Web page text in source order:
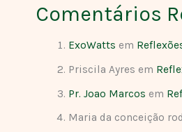
Comentários
ExoWatts em
Priscila Ayres em
Pr. Joao Marcos em
Maria da conceição